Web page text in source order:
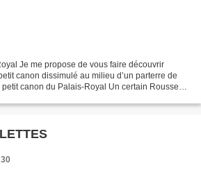
Je me propose de vous faire découvrir
canon dissimulé au milieu d’un parterre de
canon du Palais-Royal Un certain Rousseau